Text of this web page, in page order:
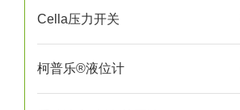
Cella压力开关
柯普乐®液位计